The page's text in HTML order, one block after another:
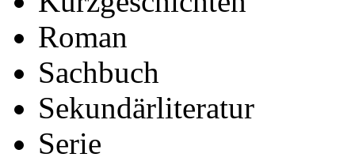
Roman
Sachbuch
Sekundärliteratur
Serie